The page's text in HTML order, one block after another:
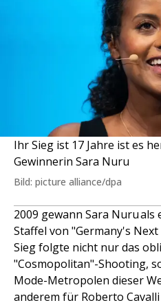
Ihr Sieg ist 17 Jahre ist es
Gewinnerin Sara Nuru
Bild: picture alliance/dpa
2009 gewann Sara Nuru als
Staffel von "Germany's
Sieg folgte nicht nur das
"Cosmopolitan"-Shooting,
Mode-Metropolen dieser
anderem für Roberto